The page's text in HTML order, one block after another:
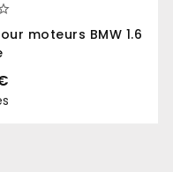
moteurs BMW 1.6